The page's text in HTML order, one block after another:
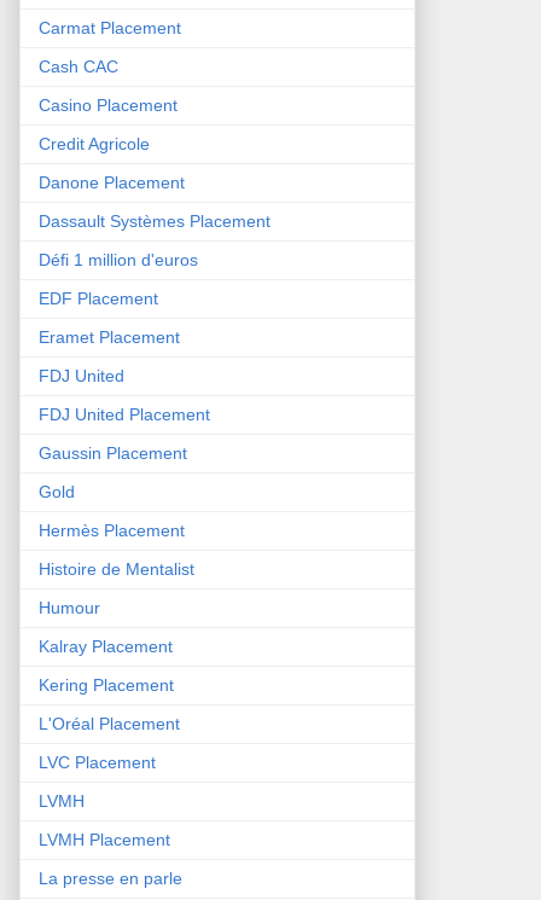
Carmat Placement
Cash CAC
Casino Placement
Credit Agricole
Danone Placement
Dassault Systèmes Placement
Défi 1 million d'euros
EDF Placement
Eramet Placement
FDJ United
FDJ United Placement
Gaussin Placement
Gold
Hermès Placement
Histoire de Mentalist
Humour
Kalray Placement
Kering Placement
L'Oréal Placement
LVC Placement
LVMH
LVMH Placement
La presse en parle